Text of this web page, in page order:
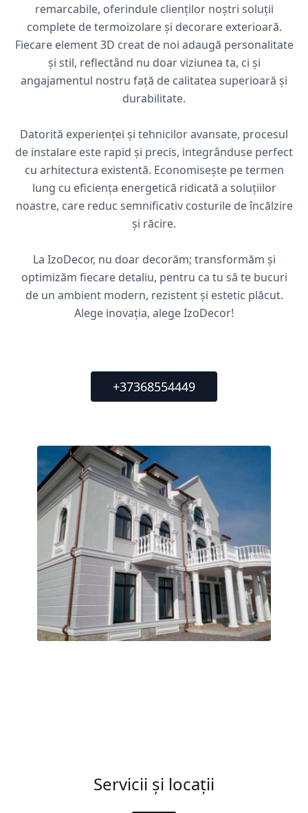
remarcabile, oferindule clienților noștri soluții
complete de termoizolare și decorare exterioară.
Fiecare element 3D creat de noi adaugă personalitate
și stil, reflectând nu doar viziunea ta, ci și
angajamentul nostru față de calitatea superioară și
durabilitate.
Datorită experienței și tehnicilor avansate, procesul
de instalare este rapid și precis, integrânduse perfect
cu arhitectura existentă. Economisește pe termen
lung cu eficiența energetică ridicată a soluțiilor
noastre, care reduc semnificativ costurile de încălzire
și răcire.
La IzoDecor, nu doar decorăm; transformăm și
optimizăm fiecare detaliu, pentru ca tu să te bucuri
de un ambient modern, rezistent și estetic plăcut.
Alege inovația, alege IzoDecor!
+37368554449
Servicii și locații